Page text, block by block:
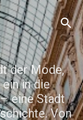
der Mode,
in die
eine Stadt
Von